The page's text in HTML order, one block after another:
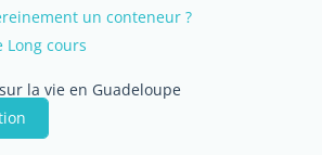
un conteneur ?
cours
la vie en Guadeloupe